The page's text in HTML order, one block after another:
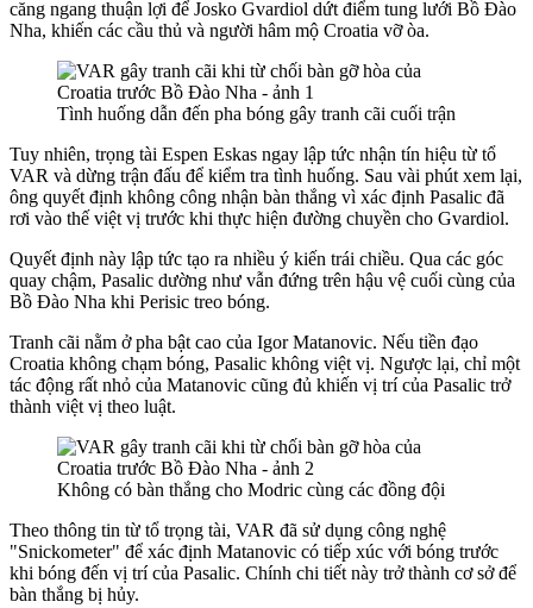
căng ngang thuận lợi để Josko Gvardiol dứt điểm tung lưới Bồ Đào
Nha, khiến các cầu thủ và người hâm mộ Croatia vỡ òa.
Tình huống dẫn đến pha bóng gây tranh cãi cuối trận
Tuy nhiên, trọng tài Espen Eskas ngay lập tức nhận tín hiệu từ tổ
VAR và dừng trận đấu để kiểm tra tình huống. Sau vài phút xem lại,
ông quyết định không công nhận bàn thắng vì xác định Pasalic đã
rơi vào thế việt vị trước khi thực hiện đường chuyền cho Gvardiol.
Quyết định này lập tức tạo ra nhiều ý kiến trái chiều. Qua các góc
quay chậm, Pasalic dường như vẫn đứng trên hậu vệ cuối cùng của
Bồ Đào Nha khi Perisic treo bóng.
Tranh cãi nằm ở pha bật cao của Igor Matanovic. Nếu tiền đạo
Croatia không chạm bóng, Pasalic không việt vị. Ngược lại, chỉ một
tác động rất nhỏ của Matanovic cũng đủ khiến vị trí của Pasalic trở
thành việt vị theo luật.
Không có bàn thắng cho Modric cùng các đồng đội
Theo thông tin từ tổ trọng tài, VAR đã sử dụng công nghệ
"Snickometer" để xác định Matanovic có tiếp xúc với bóng trước
khi bóng đến vị trí của Pasalic. Chính chi tiết này trở thành cơ sở để
bàn thắng bị hủy.